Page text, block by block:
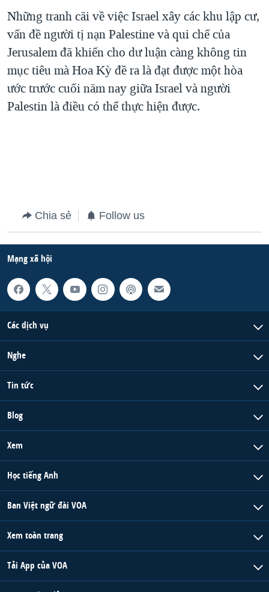
Những tranh cãi về việc Israel xây các khu lập cư,
vấn đề người tị nạn Palestine và qui chế của
Jerusalem đã khiến cho dư luận càng không tin
mục tiêu mà Hoa Kỳ đề ra là đạt được một hòa
ước trước cuối năm nay giữa Israel và người
Palestin là điều có thể thực hiện được.
Chia sẻ Follow us
Mạng xã hội
Các dịch vụ
Nghe
Tin tức
Blog
Xem
Học tiếng Anh
Ban Việt ngữ đài VOA
Xem toàn trang
Tải App của VOA